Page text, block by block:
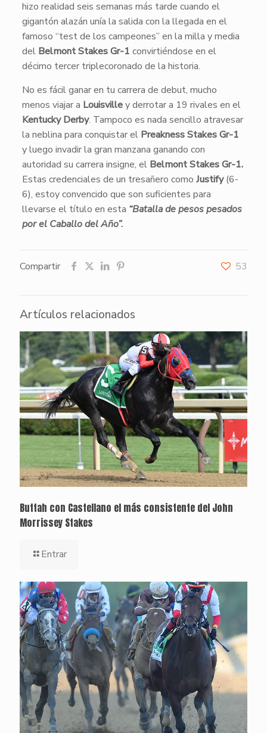
hizo realidad seis semanas más tarde cuando el
gigantón alazán unía la salida con la llegada en el
famoso “test de los campeones” en la milla y media
del Belmont Stakes Gr-1 convirtiéndose en el
décimo tercer triplecoronado de la historia.
No es fácil ganar en tu carrera de debut, mucho
menos viajar a Louisvilley derrotar a 19 rivales en el
Kentucky Derby. Tampoco es nada sencillo atravesar
la neblina para conquistar el Preakness Stakes Gr-1
y luego invadir la gran manzana ganando con
autoridad su carrera insigne, el Belmont Stakes Gr-1.
Estas credenciales de un tresañero como Justify(6-
6), estoy convencido que son suficientes para
llevarse el título en esta “Batalla de pesos pesados
por el Caballo del Año”.
Compartir 53
Artículos relacionados
Buttah con Castellano el más consistente del John
Morrissey Stakes
Entrar